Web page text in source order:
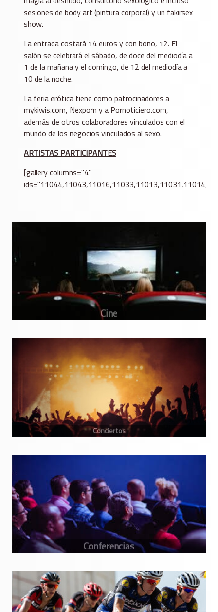
sesiones de body art (pintura corporal) y un fakirsex
show.
La entrada costará 14 euros y con bono, 12. El
salón se celebrará el sábado, de doce del mediodía a
1 de la mañana y el domingo, de 12 del mediodía a
10 de la noche.
La feria erótica tiene como patrocinadores a
mykiwis.com, Nexporn y a Pornoticiero.com,
además de otros colaboradores vinculados con el
mundo de los negocios vinculados al sexo.
ARTISTAS PARTICIPANTES
[gallery columns="4"